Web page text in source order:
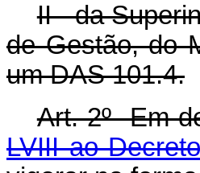
II - da
de Gestão, do
um DAS 101.4.
Art. 2º Em
LVIII ao